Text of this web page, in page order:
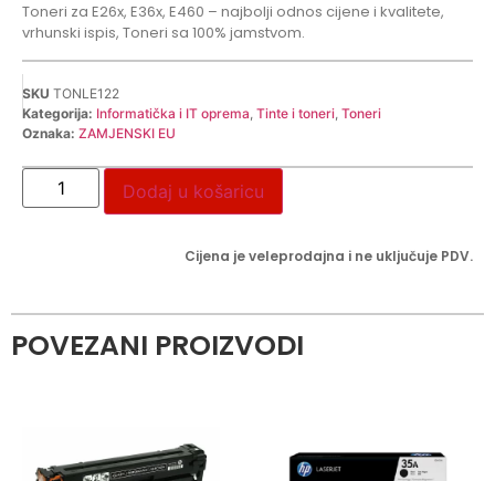
Toneri za E26x, E36x, E460 – najbolji odnos cijene i kvalitete,
vrhunski ispis, Toneri sa 100% jamstvom.
SKU TONLE122
Kategorija: Informatička i IT oprema Tinte i toneri Toneri
Oznaka: ZAMJENSKI EU
Dodaj u košaricu
Cijena je veleprodajna i ne uključuje PDV.
POVEZANI PROIZVODI